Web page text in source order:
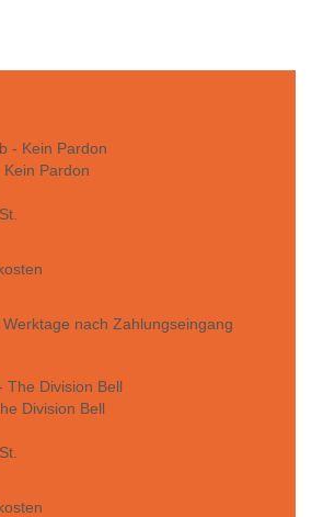
Pardon
Werktage nach Zahlungseingang
Division Bell